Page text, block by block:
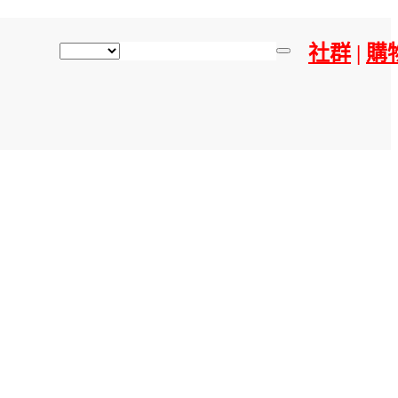
社群 | 購